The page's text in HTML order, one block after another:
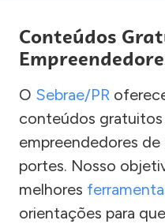
Conteúdos
O Sebrae/PR
conteúdos gratuitos
empreendedores
portes. Nosso
melhores
orientações para